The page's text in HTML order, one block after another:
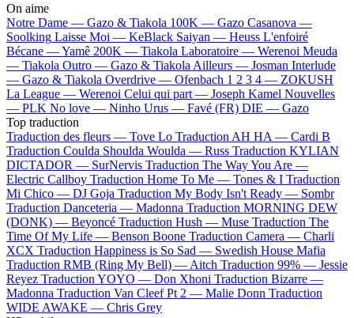
On aime
Notre Dame — Gazo & Tiakola 100K — Gazo Casanova —
Soolking Laisse Moi — KeBlack Saiyan — Heuss L'enfoiré
Bécane —Yamê 200K — Tiakola Laboratoire — Werenoi Meuda
— Tiakola Outro — Gazo & Tiakola Ailleurs — Josman Interlude
— Gazo & Tiakola Overdrive — Ofenbach 1 2 3 4 — ZOKUSH
La League — Werenoi Celui qui part — Joseph Kamel Nouvelles
— PLK No love — Ninho Urus — Favé (FR) DIE — Gazo
Top traduction
Traduction des fleurs — Tove Lo Traduction AH HA — Cardi B
Traduction Coulda Shoulda Woulda — Russ Traduction KYLIAN
DICTADOR — SurNervis Traduction The Way You Are —
Electric Callboy Traduction Home To Me — Tones & I Traduction
Mi Chico — DJ Goja Traduction My Body Isn't Ready — Sombr
Traduction Danceteria — Madonna Traduction MORNING DEW
(DONK) — Beyoncé Traduction Hush — Muse Traduction The
Time Of My Life — Benson Boone Traduction Camera — Charli
XCX Traduction Happiness is So Sad — Swedish House Mafia
Traduction RMB (Ring My Bell) — Aitch Traduction 99% — Jessie
Reyez Traduction YOYO — Don Xhoni Traduction Bizarre —
Madonna Traduction Van Cleef Pt 2 — Malie Donn Traduction
WIDE AWAKE — Chris Grey